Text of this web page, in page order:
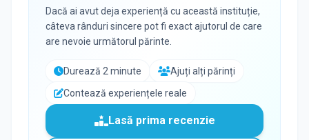
Dacă ai avut deja experiență cu această instituție,
câteva rânduri sincere pot fi exact ajutorul de care
are nevoie următorul părinte.
Durează 2 minute
Ajuți alți părinți
Contează experiențele reale
Lasă prima recenzie